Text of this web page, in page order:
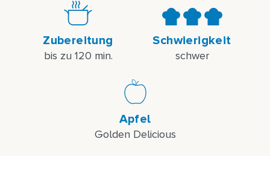
Zubereitung
bis zu 120 min.
Schwierigkeit
schwer
Apfel
Golden Delicious